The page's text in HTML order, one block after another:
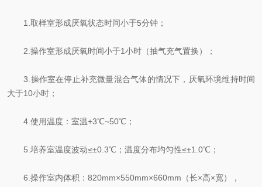
1.取样室形成厌氧状态时间小于5分钟；
2.操作室形成厌氧时间小于1小时（抽气充气置换）；
3.操作室在停止补充微量混合气体的情况下，厌氧环境维持时间
大于10小时；
4.使用温度：室温+3℃~50℃；
5.培养室温度波动≤±0.3℃；温度分布均匀性≤±1.0℃；
6.操作室内体积：820mm×550mm×660mm（长×高×宽），